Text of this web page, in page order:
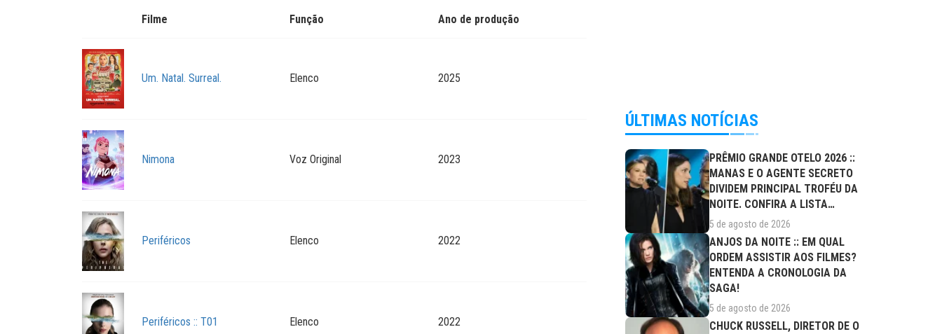
Filme Função Ano de produção
Um. Natal. Surreal. Elenco 2025
Nimona Voz Original 2023
Periféricos Elenco 2022
Periféricos :: T01 Elenco 2022
ÚLTIMAS NOTÍCIAS
PRÊMIO GRANDE OTELO 2026 ::
MANAS E O AGENTE SECRETO
DIVIDEM PRINCIPAL TROFÉU DA
NOITE. CONFIRA A LISTA
COMPLETA DE...
5 de agosto de 2026
ANJOS DA NOITE :: EM QUAL
ORDEM ASSISTIR AOS FILMES?
ENTENDA A CRONOLOGIA DA
SAGA!
5 de agosto de 2026
CHUCK RUSSELL, DIRETOR DE O